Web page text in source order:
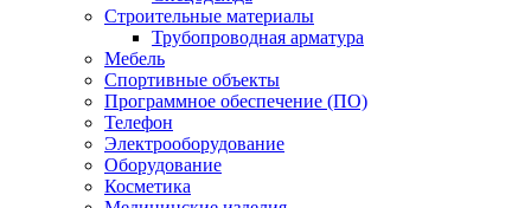
Строительные материалы
Трубопроводная арматура
Мебель
Спортивные объекты
Программное обеспечение (ПО)
Телефон
Электрооборудование
Оборудование
Косметика